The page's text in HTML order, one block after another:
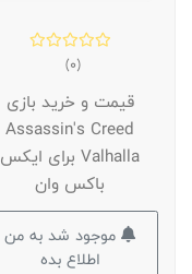
(0)
قیمت و خرید بازی
Assassin's Creed
Valhalla برای ایکس
باکس وان
موجود شد به من
اطلاع بده